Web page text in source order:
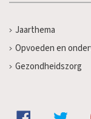
Jaarthema
Opvoeden en
Gezondheidszorg